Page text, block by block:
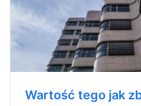
Wartość tego jak